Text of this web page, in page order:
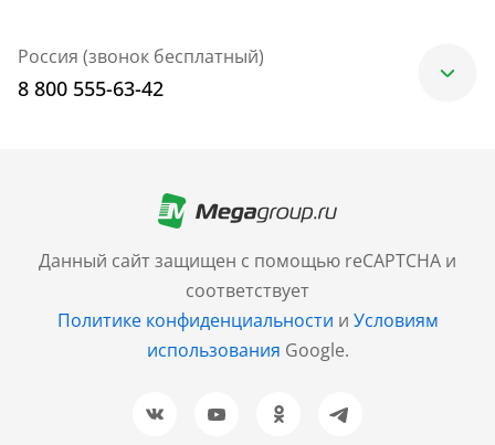
Данный сайт защищен с помощью reCAPTCHA и
соответствует
Политике конфиденциальности и Условиям
использования Google.
Россия (звонок бесплатный)
8 800 555-63-42
+7 (499) 705-30-10
Санкт-Петербург
+7 (812) 600-77-33
Барнаул
+7 (961) 999-93-93
Новосибирск